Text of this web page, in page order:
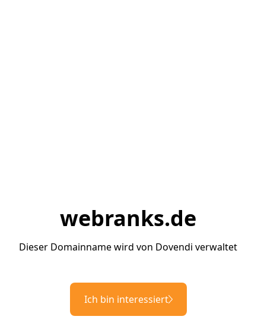
webranks.de
Dieser Domainname wird von Dovendi verwaltet
Ich bin interessiert